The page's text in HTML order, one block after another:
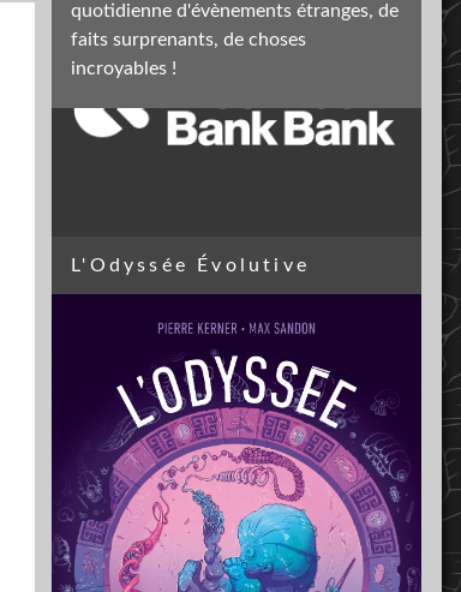
quotidienne d'évènements étranges, de
faits surprenants, de choses
incroyables !
L'Odyssée Évolutive